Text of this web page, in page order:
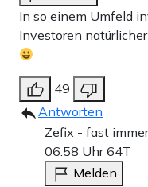
In so einem Umfeld
Investoren
49
Antworten
Zefix - fast
06:58 Uhr64T
Melden